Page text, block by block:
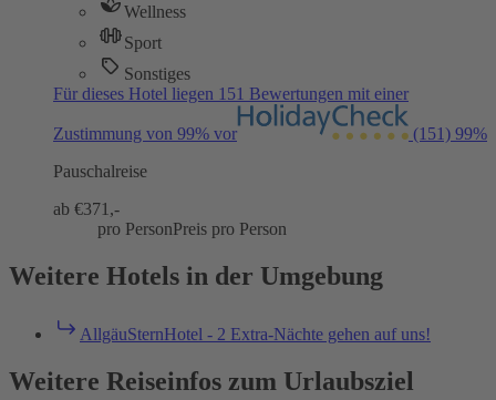
Wellness
Sport
Sonstiges
Für dieses Hotel liegen 151 Bewertungen mit einer
Zustimmung von 99% vor (151) 99%
Pauschalreise
ab €371,-
pro PersonPreis pro Person
Weitere Hotels in der Umgebung
AllgäuSternHotel - 2 Extra-Nächte gehen auf uns!
Weitere Reiseinfos zum Urlaubsziel